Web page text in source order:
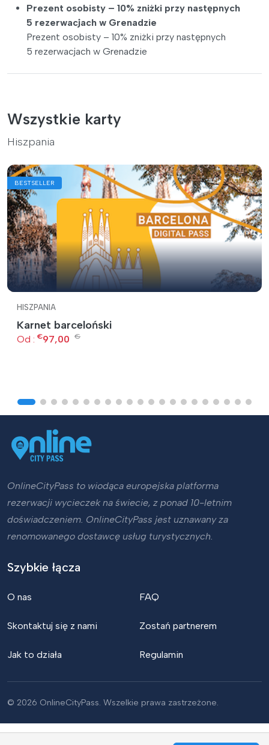
Prezent osobisty – 10% zniżki przy następnych
5 rezerwacjach w Grenadzie
Prezent osobisty – 10% zniżki przy następnych
5 rezerwacjach w Grenadzie
Wszystkie karty
Hiszpania
BESTSELLER
HISZPANIA
Karnet barceloński
Od : €97,00 €
OnlineCityPass to wiodąca europejska platforma
rezerwacji wycieczek na świecie, z ponad 10-letnim
doświadczeniem. OnlineCityPass jest uznawany za
renomowanego dostawcę usług turystycznych.
Szybkie łącza
O nas
Skontaktuj się z nami
Jak to działa
FAQ
Zostań partnerem
Regulamin
© 2026 OnlineCityPass. Wszelkie prawa zastrzeżone.